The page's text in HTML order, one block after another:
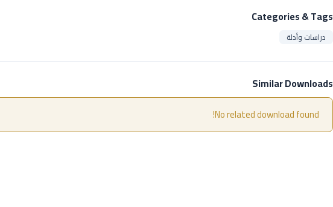
Categories & Tags
دراسات وأدلة
Similar Downloads
No related download found!